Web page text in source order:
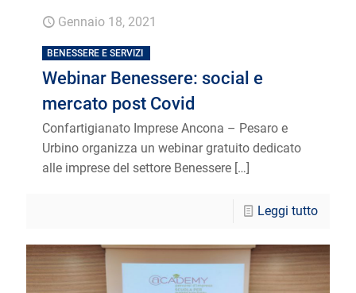
Gennaio 18, 2021
BENESSERE E SERVIZI
Webinar Benessere: social e
mercato post Covid
Confartigianato Imprese Ancona – Pesaro e
Urbino organizza un webinar gratuito dedicato
alle imprese del settore Benessere […]
Leggi tutto